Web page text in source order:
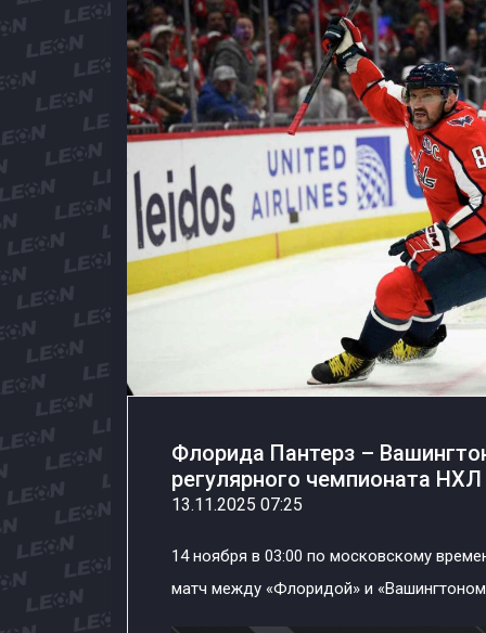
Флорида Пантерз –
регулярного чемпионата
13.11.2025 07:25
14 ноября в 03:00 по московскому
матч между «Флоридой» и